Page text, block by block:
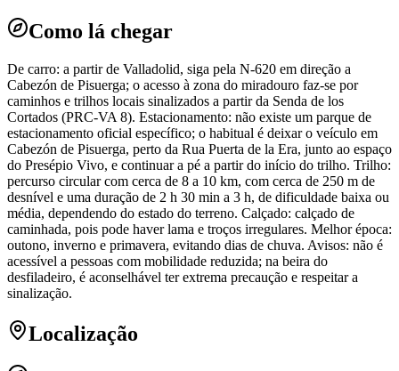
Como lá chegar
De carro: a partir de Valladolid, siga pela N-620 em direção a
Cabezón de Pisuerga; o acesso à zona do miradouro faz-se por
caminhos e trilhos locais sinalizados a partir da Senda de los
Cortados (PRC-VA 8). Estacionamento: não existe um parque de
estacionamento oficial específico; o habitual é deixar o veículo em
Cabezón de Pisuerga, perto da Rua Puerta de la Era, junto ao espaço
do Presépio Vivo, e continuar a pé a partir do início do trilho. Trilho:
percurso circular com cerca de 8 a 10 km, com cerca de 250 m de
desnível e uma duração de 2 h 30 min a 3 h, de dificuldade baixa ou
média, dependendo do estado do terreno. Calçado: calçado de
caminhada, pois pode haver lama e troços irregulares. Melhor época:
outono, inverno e primavera, evitando dias de chuva. Avisos: não é
acessível a pessoas com mobilidade reduzida; na beira do
desfiladeiro, é aconselhável ter extrema precaução e respeitar a
sinalização.
Localização